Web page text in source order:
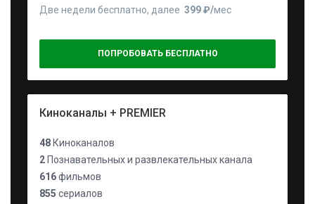
Две недели бесплатно, далее 399 ₽⁠/⁠мес
ПОПРОБОВАТЬ БЕСПЛАТНО
Киноканалы + PREMIER
48 Киноканалов
2 Познавательных и развлекательных канала
616фильмов
855 сериалов